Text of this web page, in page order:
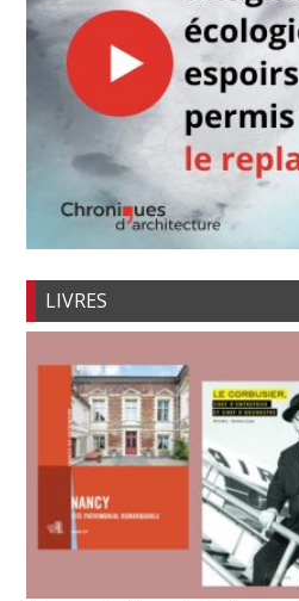
LIVRES